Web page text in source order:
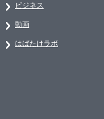
ビジネス
動画
はばたけラボ